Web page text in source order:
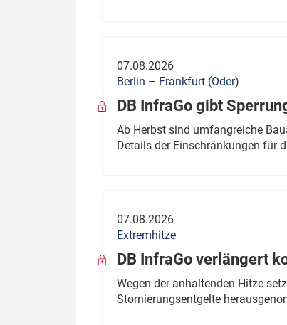
07.08.2026
Berlin – Frankfurt (Oder)
DB InfraGo gibt
Ab Herbst sind umfangreiche
Details der Einschränkungen für
07.08.2026
Extremhitze
DB InfraGo verlängert
Wegen der anhaltenden Hitze
Stornierungsentgelte